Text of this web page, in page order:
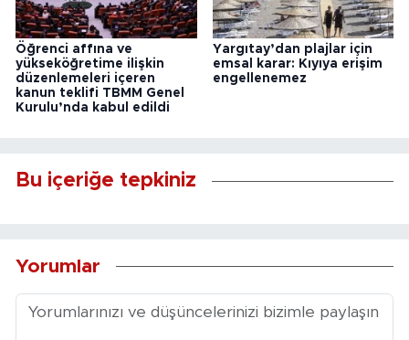
Öğrenci affına ve
yükseköğretime ilişkin
düzenlemeleri içeren
kanun teklifi TBMM Genel
Kurulu’nda kabul edildi
Yargıtay’dan plajlar için
emsal karar: Kıyıya erişim
engellenemez
Bu içeriğe tepkiniz
Yorumlar